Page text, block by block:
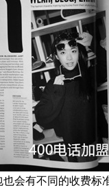
会有不同的收费